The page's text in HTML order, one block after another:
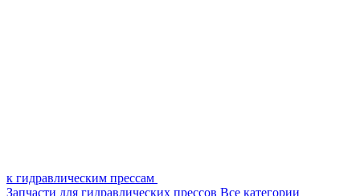
к гидравлическим прессам
Запчасти для гидравлических прессов Все категории